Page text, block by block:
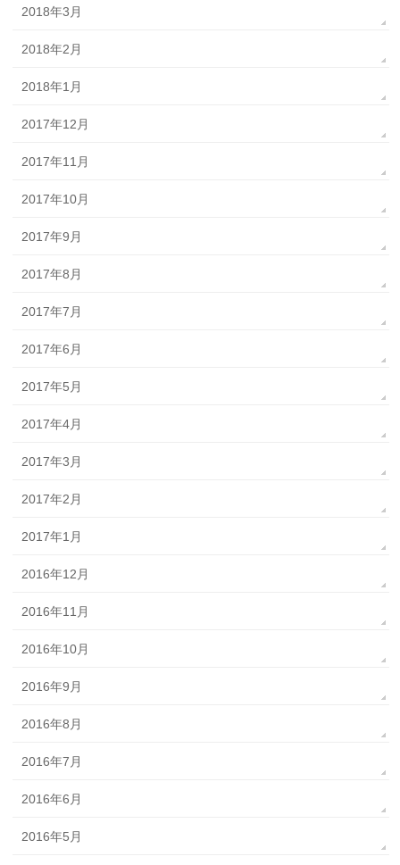
2018年3月
2018年2月
2018年1月
2017年12月
2017年11月
2017年10月
2017年9月
2017年8月
2017年7月
2017年6月
2017年5月
2017年4月
2017年3月
2017年2月
2017年1月
2016年12月
2016年11月
2016年10月
2016年9月
2016年8月
2016年7月
2016年6月
2016年5月